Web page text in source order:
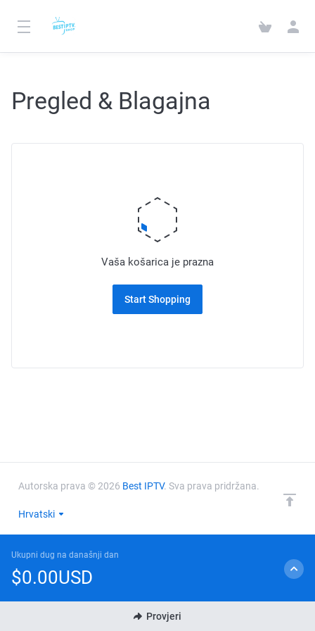
Pregled & Blagajna
Vaša košarica je prazna
Start Shopping
$0.00USD
Ukupni dug na današnji dan
Provjeri
Autorska prava © 2026 Best IPTV. Sva prava pridržana.
Hrvatski